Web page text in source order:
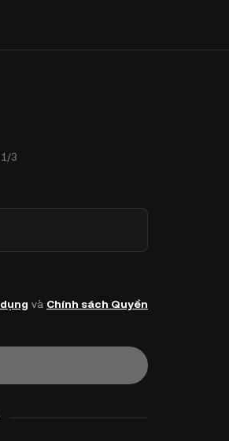
1/3
và Chính sách Quyền